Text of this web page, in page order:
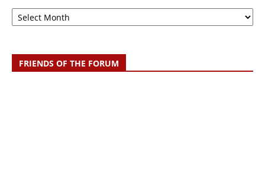
Archive
FRIENDS OF THE FORUM